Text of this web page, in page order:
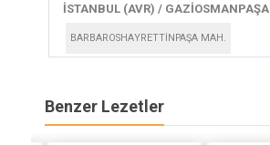
İSTANBUL (AVR) / GAZİOSMANPAŞA
BARBAROSHAYRETTİNPAŞA MAH.
Benzer Lezetler